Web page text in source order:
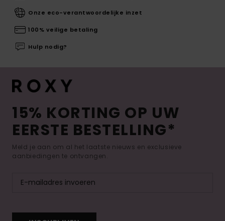
Onze eco-verantwoordelijke inzet
100% veilige betaling
Hulp nodig?
15% KORTING OP UW
EERSTE BESTELLING*
Meld je aan om al het laatste nieuws en exclusieve
aanbiedingen te ontvangen.